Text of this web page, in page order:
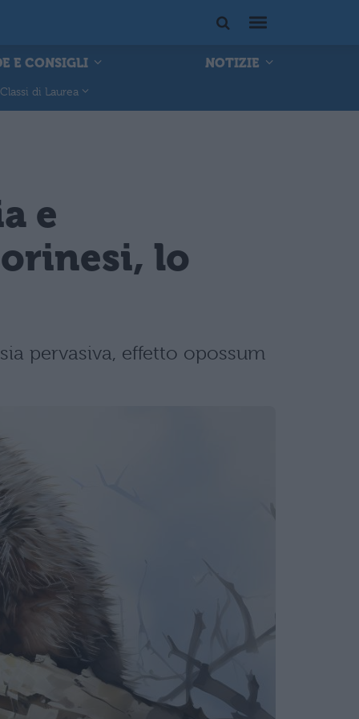
E CONSIGLI NOTIZIE
Classi di Laurea
e
lo
pervasiva, effetto opossum